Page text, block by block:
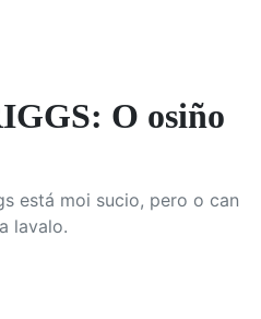
O osiño
está moi sucio, pero o can
lavalo.